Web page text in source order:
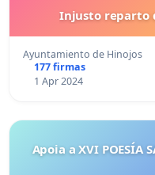
Injusto reparto
Ayuntamiento de Hinojos
177 firmas
1 Apr 2024
Apoia a XVI POESÍA